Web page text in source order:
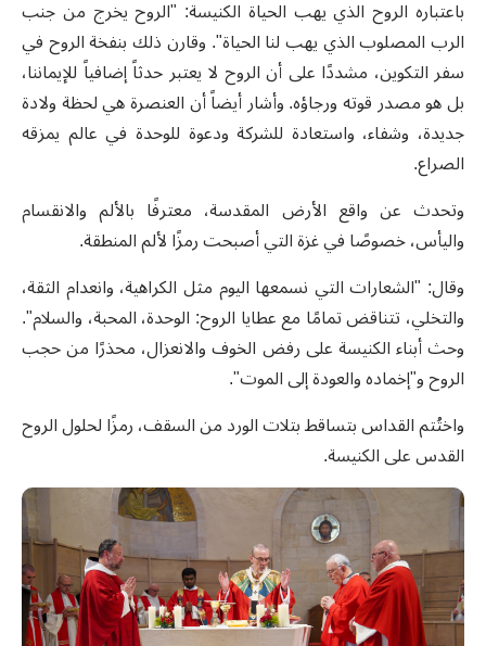
باعتباره الروح الذي يهب الحياة الكنيسة: "الروح يخرج من جنب
الرب المصلوب الذي يهب لنا الحياة". وقارن ذلك بنفخة الروح في
سفر التكوين، مشددًا على أن الروح لا يعتبر حدثاً إضافياً للإيماننا،
بل هو مصدر قوته ورجاؤه. وأشار أيضاً أن العنصرة هي لحظة ولادة
جديدة، وشفاء، واستعادة للشركة ودعوة للوحدة في عالم يمزقه
الصراع.
وتحدث عن واقع الأرض المقدسة، معترفًا بالألم والانقسام
واليأس، خصوصًا في غزة التي أصبحت رمزًا لألم المنطقة.
وقال: "الشعارات التي نسمعها اليوم مثل الكراهية، وانعدام الثقة،
والتخلي، تتناقض تمامًا مع عطايا الروح: الوحدة، المحبة، والسلام".
وحث أبناء الكنيسة على رفض الخوف والانعزال، محذرًا من حجب
الروح و"إخماده والعودة إلى الموت".
واختُتم القداس بتساقط بتلات الورد من السقف، رمزًا لحلول الروح
القدس على الكنيسة.